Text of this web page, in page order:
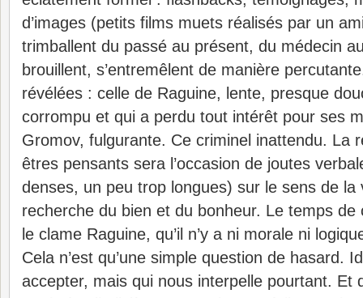
d’images (petits films muets réalisés par un
trimballent du passé au présent, du médecin
brouillent, s’entremêlent de manière
révélées : celle de Raguine, lente, presque
corrompu et qui a perdu tout intérêt pour ses
Gromov, fulgurante. Ce criminel inattendu. La
êtres pensants sera l’occasion de joutes
denses, un peu trop longues) sur le sens de la
recherche du bien et du bonheur. Le temps
le clame Raguine, qu’il n’y a ni morale ni
Cela n’est qu’une simple question de hasard.
accepter, mais qui nous interpelle pourtant. Et